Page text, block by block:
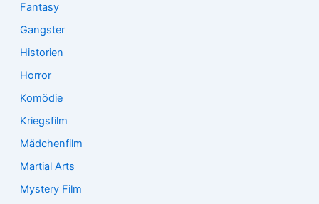
Fantasy
Gangster
Historien
Horror
Komödie
Kriegsfilm
Mädchenfilm
Martial Arts
Mystery Film